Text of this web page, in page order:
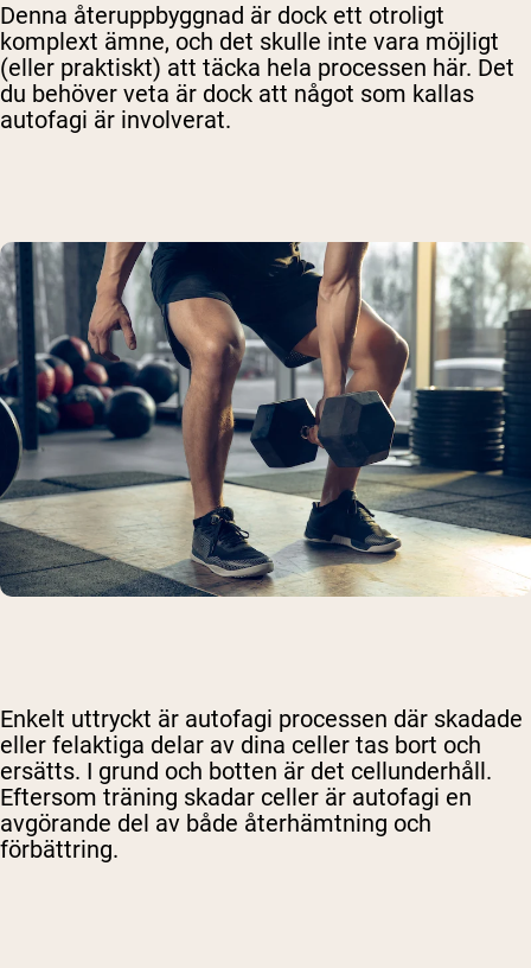
Denna återuppbyggnad är dock ett otroligt
komplext ämne, och det skulle inte vara möjligt
(eller praktiskt) att täcka hela processen här. Det
du behöver veta är dock att något som kallas
autofagi är involverat.
Enkelt uttryckt är autofagi processen där skadade
eller felaktiga delar av dina celler tas bort och
ersätts. I grund och botten är det cellunderhåll.
Eftersom träning skadar celler är autofagi en
avgörande del av både återhämtning och
förbättring.